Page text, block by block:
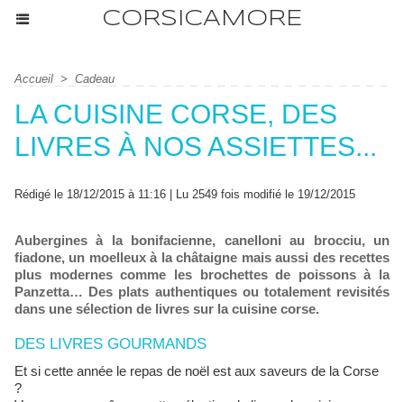
CORSICAMORE
Accueil > Cadeau
LA CUISINE CORSE, DES
LIVRES À NOS ASSIETTES...
Rédigé le 18/12/2015 à 11:16 | Lu 2549 fois modifié le 19/12/2015
Aubergines à la bonifacienne, canelloni au brocciu, un
fiadone, un moelleux à la châtaigne mais aussi des recettes
plus modernes comme les brochettes de poissons à la
Panzetta… Des plats authentiques ou totalement revisités
dans une sélection de livres sur la cuisine corse.
DES LIVRES GOURMANDS
Et si cette année le repas de noël est aux saveurs de la Corse
?